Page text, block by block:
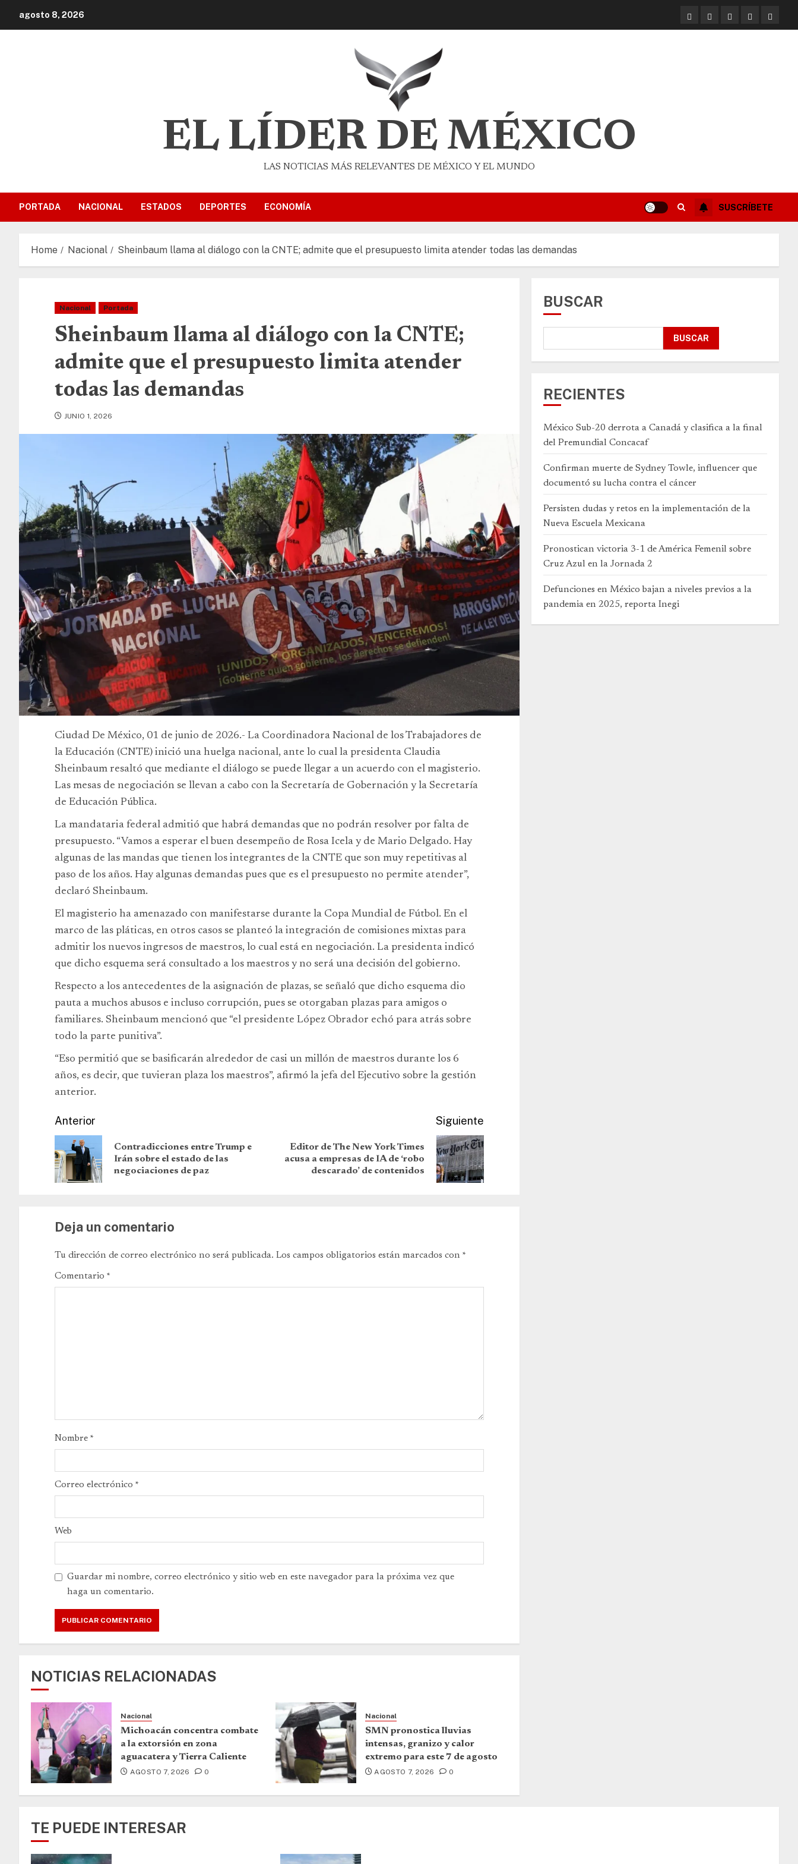
agosto 8, 2026
EL LÍDER DE MÉXICO
LAS NOTICIAS MÁS RELEVANTES DE MÉXICO Y EL MUNDO
PORTADA NACIONAL ESTADOS DEPORTES ECONOMÍA SUSCRÍBETE
Home Nacional Sheinbaum llama al diálogo con la CNTE; admite que el presupuesto limita atender todas las demandas
Nacional Portada
Sheinbaum llama al diálogo con la CNTE;
admite que el presupuesto limita atender
todas las demandas
JUNIO 1, 2026
Ciudad De México, 01 de junio de 2026.- La Coordinadora Nacional de los Trabajadores de
la Educación (CNTE) inició una huelga nacional, ante lo cual la presidenta Claudia
Sheinbaum resaltó que mediante el diálogo se puede llegar a un acuerdo con el magisterio.
Las mesas de negociación se llevan a cabo con la Secretaría de Gobernación y la Secretaría
de Educación Pública.
La mandataria federal admitió que habrá demandas que no podrán resolver por falta de
presupuesto. “Vamos a esperar el buen desempeño de Rosa Icela y de Mario Delgado. Hay
algunas de las mandas que tienen los integrantes de la CNTE que son muy repetitivas al
paso de los años. Hay algunas demandas pues que es el presupuesto no permite atender”,
declaró Sheinbaum.
El magisterio ha amenazado con manifestarse durante la Copa Mundial de Fútbol. En el
marco de las pláticas, en otros casos se planteó la integración de comisiones mixtas para
admitir los nuevos ingresos de maestros, lo cual está en negociación. La presidenta indicó
que dicho esquema será consultado a los maestros y no será una decisión del gobierno.
Respecto a los antecedentes de la asignación de plazas, se señaló que dicho esquema dio
pauta a muchos abusos e incluso corrupción, pues se otorgaban plazas para amigos o
familiares. Sheinbaum mencionó que “el presidente López Obrador echó para atrás sobre
todo la parte punitiva”.
“Eso permitió que se basificarán alrededor de casi un millón de maestros durante los 6
años, es decir, que tuvieran plaza los maestros”, afirmó la jefa del Ejecutivo sobre la gestión
anterior.
Anterior
Contradicciones entre Trump e
Irán sobre el estado de las
negociaciones de paz
Siguiente
Editor de The New York Times
acusa a empresas de IA de ‘robo
descarado’ de contenidos
Deja un comentario
Tu dirección de correo electrónico no será publicada. Los campos obligatorios están marcados con *
Comentario *
Nombre *
Correo electrónico *
Web
Guardar mi nombre, correo electrónico y sitio web en este navegador para la próxima vez que
haga un comentario.
NOTICIAS RELACIONADAS
Nacional
Michoacán concentra combate
a la extorsión en zona
aguacatera y Tierra Caliente
AGOSTO 7, 2026 0
Nacional
SMN pronostica lluvias
intensas, granizo y calor
extremo para este 7 de agosto
AGOSTO 7, 2026 0
BUSCAR
BUSCAR
RECIENTES
México Sub-20 derrota a Canadá y clasifica a la final
del Premundial Concacaf
Confirman muerte de Sydney Towle, influencer que
documentó su lucha contra el cáncer
Persisten dudas y retos en la implementación de la
Nueva Escuela Mexicana
Pronostican victoria 3-1 de América Femenil sobre
Cruz Azul en la Jornada 2
Defunciones en México bajan a niveles previos a la
pandemia en 2025, reporta Inegi
TE PUEDE INTERESAR